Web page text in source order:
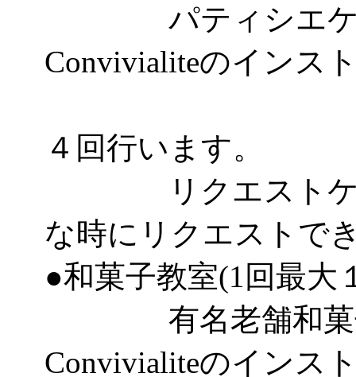
パティシエケー
Convivialiteのインス
４回行います。
リクエストケー
な時にリクエストで
●和菓子教室(1回最大
有名老舗和菓子
Convivialiteのインス